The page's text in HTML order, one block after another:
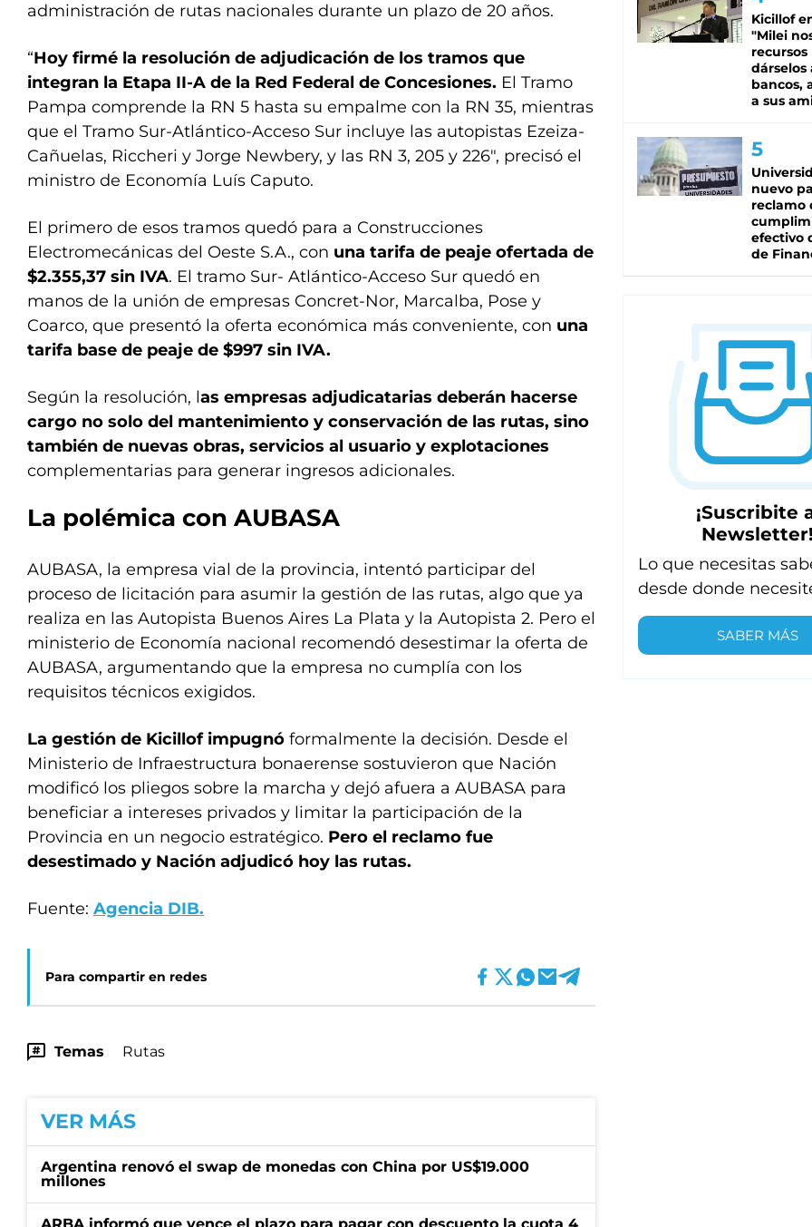
administración de rutas nacionales durante un plazo de 20 años.
“Hoy firmé la resolución de adjudicación de los tramos que
integran la Etapa II-A de la Red Federal de Concesiones. El Tramo
Pampa comprende la RN 5 hasta su empalme con la RN 35, mientras
que el Tramo Sur-Atlántico-Acceso Sur incluye las autopistas Ezeiza-
Cañuelas, Riccheri y Jorge Newbery, y las RN 3, 205 y 226", precisó el
ministro de Economía Luís Caputo.
El primero de esos tramos quedó para a Construcciones
Electromecánicas del Oeste S.A., con una tarifa de peaje ofertada de
$2.355,37 sin IVA. El tramo Sur- Atlántico-Acceso Sur quedó en
manos de la unión de empresas Concret-Nor, Marcalba, Pose y
Coarco, que presentó la oferta económica más conveniente, con una
tarifa base de peaje de $997 sin IVA.
Según la resolución, las empresas adjudicatarias deberán hacerse
cargo no solo del mantenimiento y conservación de las rutas, sino
también de nuevas obras, servicios al usuario y explotaciones
complementarias para generar ingresos adicionales.
La polémica con AUBASA
AUBASA, la empresa vial de la provincia, intentó participar del
proceso de licitación para asumir la gestión de las rutas, algo que ya
realiza en las Autopista Buenos Aires La Plata y la Autopista 2. Pero el
ministerio de Economía nacional recomendó desestimar la oferta de
AUBASA, argumentando que la empresa no cumplía con los
requisitos técnicos exigidos.
La gestión de Kicillof impugnó formalmente la decisión. Desde el
Ministerio de Infraestructura bonaerense sostuvieron que Nación
modificó los pliegos sobre la marcha y dejó afuera a AUBASA para
beneficiar a intereses privados y limitar la participación de la
Provincia en un negocio estratégico. Pero el reclamo fue
desestimado y Nación adjudicó hoy las rutas.
Fuente: Agencia DIB.
Para compartir en redes
Temas Rutas
VER MÁS
Argentina renovó el swap de monedas con China por US$19.000
millones
Kicillof
"Milei
recursos
dárselos
bancos,
a sus
nuevo
reclamo
efectivo
de
¡Suscribite
Newsletter!
Lo que necesitas
desde donde
SABER MÁS